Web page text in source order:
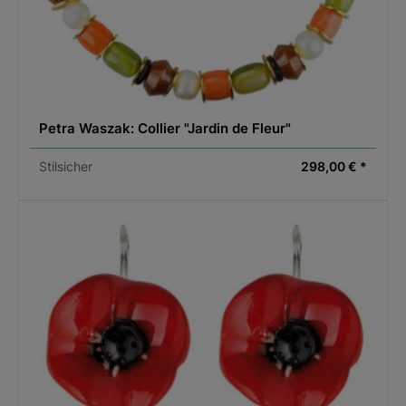
Petra Waszak: Collier "Jardin de Fleur"
Stilsicher 298,00 € *